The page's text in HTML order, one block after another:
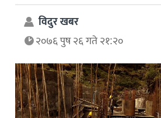
विदुर खबर
२०७६ पुष २६ गते २१:२०